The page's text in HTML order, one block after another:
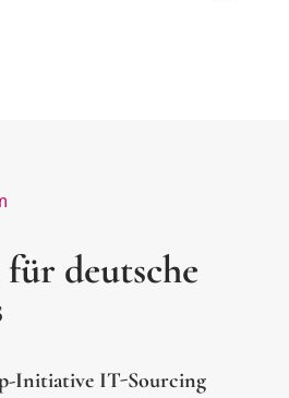
deutsche
Initiative IT-Sourcing